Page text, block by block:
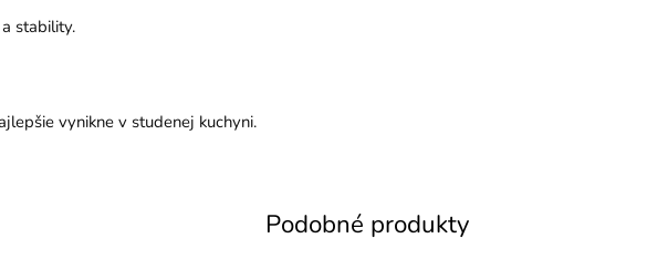
stability.
vynikne v studenej kuchyni.
Podobné produkty